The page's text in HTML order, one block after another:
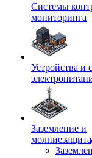
Системы
мониторинга
Устройства и
Заземление и
молниезащита